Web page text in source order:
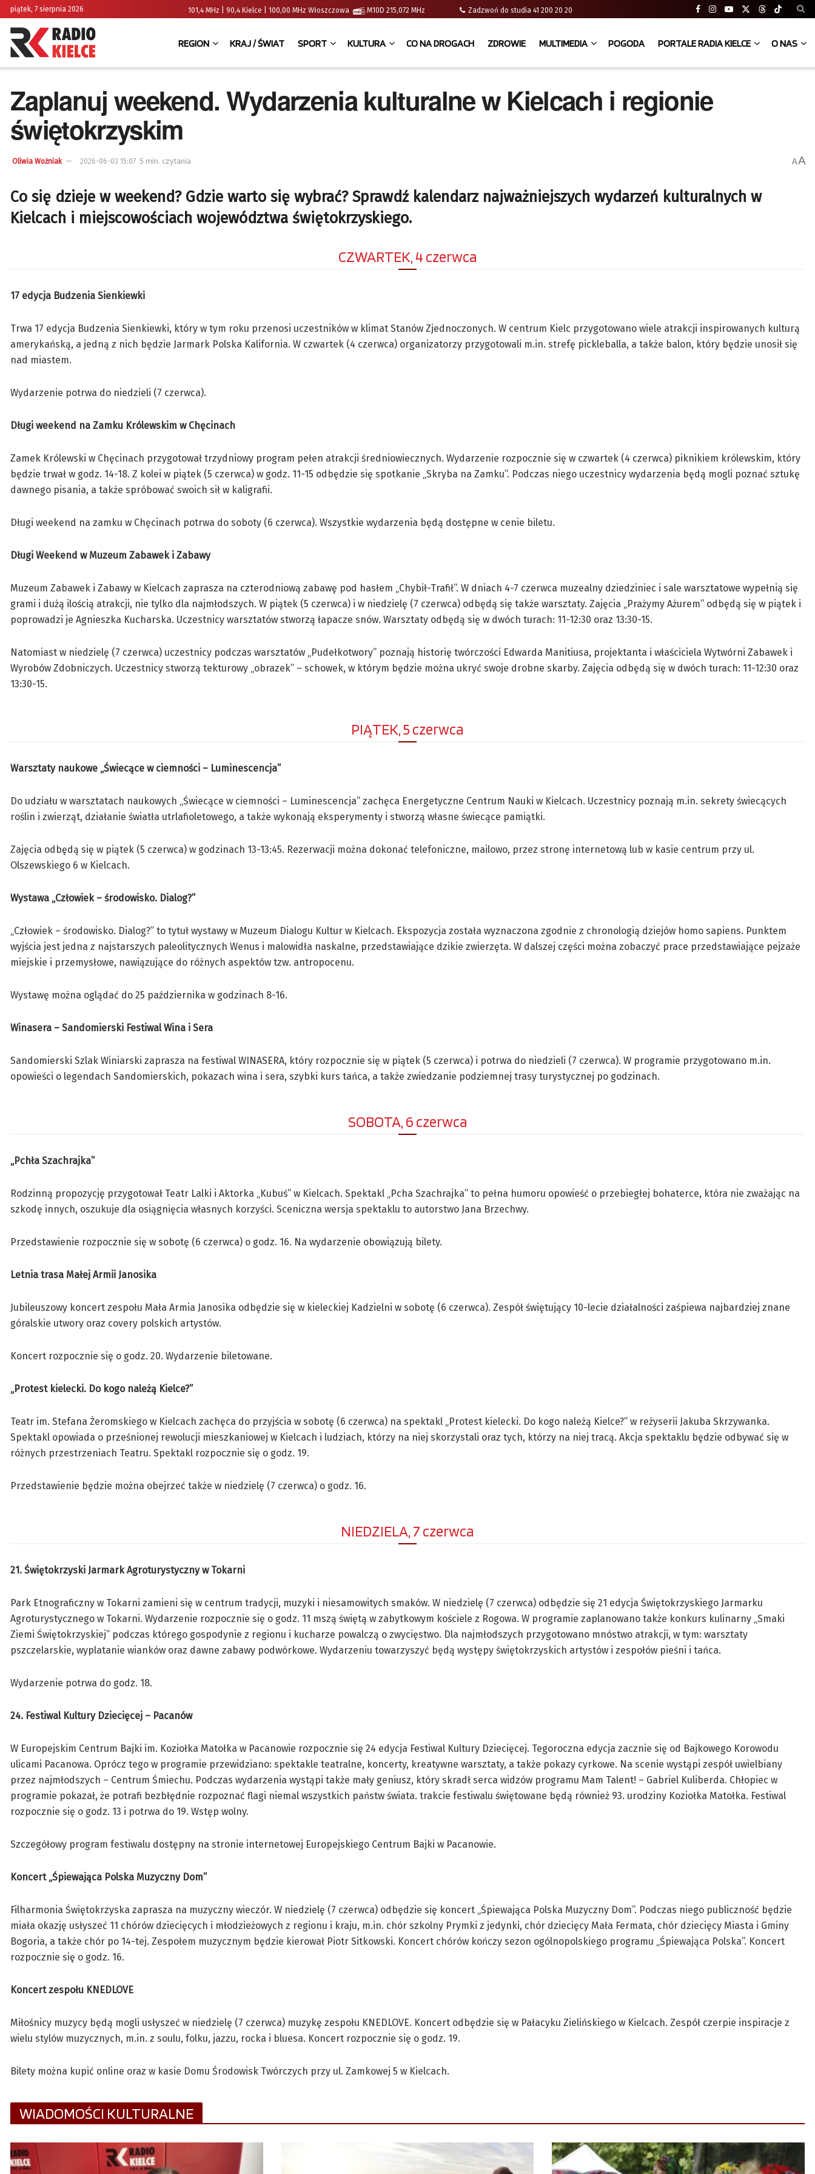
piątek, 7 sierpnia 2026 101,4 MHz | 90,4 Kielce | 100,00 MHz Włoszczowa M10D 215,072 MHz Zadzwoń do studia 41 200 20 20
REGION KRAJ / ŚWIAT SPORT KULTURA CO NA DROGACH ZDROWIE MULTIMEDIA POGODA PORTALE RADIA KIELCE O NAS
Zaplanuj weekend. Wydarzenia kulturalne w Kielcach i regionie
świętokrzyskim
Oliwia Woźniak 2026-06-03 15:07 5 min. czytania AA
Co się dzieje w weekend? Gdzie warto się wybrać? Sprawdź kalendarz najważniejszych wydarzeń kulturalnych w
Kielcach i miejscowościach województwa świętokrzyskiego.
CZWARTEK, 4 czerwca
17 edycja Budzenia Sienkiewki
Trwa 17 edycja Budzenia Sienkiewki, który w tym roku przenosi uczestników w klimat Stanów Zjednoczonych. W centrum Kielc przygotowano wiele atrakcji inspirowanych kulturą
amerykańską, a jedną z nich będzie Jarmark Polska Kalifornia. W czwartek (4 czerwca) organizatorzy przygotowali m.in. strefę pickleballa, a także balon, który będzie unosił się
nad miastem.
Wydarzenie potrwa do niedzieli (7 czerwca).
Długi weekend na Zamku Królewskim w Chęcinach
Zamek Królewski w Chęcinach przygotował trzydniowy program pełen atrakcji średniowiecznych. Wydarzenie rozpocznie się w czwartek (4 czerwca) piknikiem królewskim, który
będzie trwał w godz. 14-18. Z kolei w piątek (5 czerwca) w godz. 11-15 odbędzie się spotkanie „Skryba na Zamku”. Podczas niego uczestnicy wydarzenia będą mogli poznać sztukę
dawnego pisania, a także spróbować swoich sił w kaligrafii.
Długi weekend na zamku w Chęcinach potrwa do soboty (6 czerwca). Wszystkie wydarzenia będą dostępne w cenie biletu.
Długi Weekend w Muzeum Zabawek i Zabawy
Muzeum Zabawek i Zabawy w Kielcach zaprasza na czterodniową zabawę pod hasłem „Chybił-Trafił”. W dniach 4-7 czerwca muzealny dziedziniec i sale warsztatowe wypełnią się
grami i dużą ilością atrakcji, nie tylko dla najmłodszych. W piątek (5 czerwca) i w niedzielę (7 czerwca) odbędą się także warsztaty. Zajęcia „Prażymy Ażurem” odbędą się w piątek i
poprowadzi je Agnieszka Kucharska. Uczestnicy warsztatów stworzą łapacze snów. Warsztaty odbędą się w dwóch turach: 11-12:30 oraz 13:30-15.
Natomiast w niedzielę (7 czerwca) uczestnicy podczas warsztatów „Pudełkotwory” poznają historię twórczości Edwarda Manitiusa, projektanta i właściciela Wytwórni Zabawek i
Wyrobów Zdobniczych. Uczestnicy stworzą tekturowy „obrazek” – schowek, w którym będzie można ukryć swoje drobne skarby. Zajęcia odbędą się w dwóch turach: 11-12:30 oraz
13:30-15.
PIĄTEK, 5 czerwca
Warsztaty naukowe „Świecące w ciemności – Luminescencja”
Do udziału w warsztatach naukowych „Świecące w ciemności – Luminescencja” zachęca Energetyczne Centrum Nauki w Kielcach. Uczestnicy poznają m.in. sekrety świecących
roślin i zwierząt, działanie światła utrlafioletowego, a także wykonają eksperymenty i stworzą własne świecące pamiątki.
Zajęcia odbędą się w piątek (5 czerwca) w godzinach 13-13:45. Rezerwacji można dokonać telefoniczne, mailowo, przez stronę internetową lub w kasie centrum przy ul.
Olszewskiego 6 w Kielcach.
Wystawa „Człowiek – środowisko. Dialog?”
„Człowiek – środowisko. Dialog?” to tytuł wystawy w Muzeum Dialogu Kultur w Kielcach. Ekspozycja została wyznaczona zgodnie z chronologią dziejów homo sapiens. Punktem
wyjścia jest jedna z najstarszych paleolitycznych Wenus i malowidła naskalne, przedstawiające dzikie zwierzęta. W dalszej części można zobaczyć prace przedstawiające pejzaże
miejskie i przemysłowe, nawiązujące do różnych aspektów tzw. antropocenu.
Wystawę można oglądać do 25 października w godzinach 8-16.
Winasera – Sandomierski Festiwal Wina i Sera
Sandomierski Szlak Winiarski zaprasza na festiwal WINASERA, który rozpocznie się w piątek (5 czerwca) i potrwa do niedzieli (7 czerwca). W programie przygotowano m.in.
opowieści o legendach Sandomierskich, pokazach wina i sera, szybki kurs tańca, a także zwiedzanie podziemnej trasy turystycznej po godzinach.
SOBOTA, 6 czerwca
„Pchła Szachrajka”
Rodzinną propozycję przygotował Teatr Lalki i Aktorka „Kubuś” w Kielcach. Spektakl „Pcha Szachrajka” to pełna humoru opowieść o przebiegłej bohaterce, która nie zważając na
szkodę innych, oszukuje dla osiągnięcia własnych korzyści. Sceniczna wersja spektaklu to autorstwo Jana Brzechwy.
Przedstawienie rozpocznie się w sobotę (6 czerwca) o godz. 16. Na wydarzenie obowiązują bilety.
Letnia trasa Małej Armii Janosika
Jubileuszowy koncert zespołu Mała Armia Janosika odbędzie się w kieleckiej Kadzielni w sobotę (6 czerwca). Zespół świętujący 10-lecie działalności zaśpiewa najbardziej znane
góralskie utwory oraz covery polskich artystów.
Koncert rozpocznie się o godz. 20. Wydarzenie biletowane.
„Protest kielecki. Do kogo należą Kielce?”
Teatr im. Stefana Żeromskiego w Kielcach zachęca do przyjścia w sobotę (6 czerwca) na spektakl „Protest kielecki. Do kogo należą Kielce?” w reżyserii Jakuba Skrzywanka.
Spektakl opowiada o prześnionej rewolucji mieszkaniowej w Kielcach i ludziach, którzy na niej skorzystali oraz tych, którzy na niej tracą. Akcja spektaklu będzie odbywać się w
różnych przestrzeniach Teatru. Spektakl rozpocznie się o godz. 19.
Przedstawienie będzie można obejrzeć także w niedzielę (7 czerwca) o godz. 16.
NIEDZIELA, 7 czerwca
21. Świętokrzyski Jarmark Agroturystyczny w Tokarni
Park Etnograficzny w Tokarni zamieni się w centrum tradycji, muzyki i niesamowitych smaków. W niedzielę (7 czerwca) odbędzie się 21 edycja Świętokrzyskiego Jarmarku
Agroturystycznego w Tokarni. Wydarzenie rozpocznie się o godz. 11 mszą świętą w zabytkowym kościele z Rogowa. W programie zaplanowano także konkurs kulinarny „Smaki
Ziemi Świętokrzyskiej” podczas którego gospodynie z regionu i kucharze powalczą o zwycięstwo. Dla najmłodszych przygotowano mnóstwo atrakcji, w tym: warsztaty
pszczelarskie, wyplatanie wianków oraz dawne zabawy podwórkowe. Wydarzeniu towarzyszyć będą występy świętokrzyskich artystów i zespołów pieśni i tańca.
Wydarzenie potrwa do godz. 18.
24. Festiwal Kultury Dziecięcej – Pacanów
W Europejskim Centrum Bajki im. Koziołka Matołka w Pacanowie rozpocznie się 24 edycja Festiwal Kultury Dziecięcej. Tegoroczna edycja zacznie się od Bajkowego Korowodu
ulicami Pacanowa. Oprócz tego w programie przewidziano: spektakle teatralne, koncerty, kreatywne warsztaty, a także pokazy cyrkowe. Na scenie wystąpi zespół uwielbiany
przez najmłodszych – Centrum Śmiechu. Podczas wydarzenia wystąpi także mały geniusz, który skradł serca widzów programu Mam Talent! – Gabriel Kuliberda. Chłopiec w
programie pokazał, że potrafi bezbłędnie rozpoznać flagi niemal wszystkich państw świata. trakcie festiwalu świętowane będą również 93. urodziny Koziołka Matołka. Festiwal
rozpocznie się o godz. 13 i potrwa do 19. Wstęp wolny.
Szczegółowy program festiwalu dostępny na stronie internetowej Europejskiego Centrum Bajki w Pacanowie.
Koncert „Śpiewająca Polska Muzyczny Dom”
Filharmonia Świętokrzyska zaprasza na muzyczny wieczór. W niedzielę (7 czerwca) odbędzie się koncert „Śpiewająca Polska Muzyczny Dom”. Podczas niego publiczność będzie
miała okazję usłyszeć 11 chórów dziecięcych i młodzieżowych z regionu i kraju, m.in. chór szkolny Prymki z jedynki, chór dziecięcy Mała Fermata, chór dziecięcy Miasta i Gminy
Bogoria, a także chór po 14-tej. Zespołem muzycznym będzie kierował Piotr Sitkowski. Koncert chórów kończy sezon ogólnopolskiego programu „Śpiewająca Polska”. Koncert
rozpocznie się o godz. 16.
Koncert zespołu KNEDLOVE
Miłośnicy muzycy będą mogli usłyszeć w niedzielę (7 czerwca) muzykę zespołu KNEDLOVE. Koncert odbędzie się w Pałacyku Zielińskiego w Kielcach. Zespół czerpie inspiracje z
wielu stylów muzycznych, m.in. z soulu, folku, jazzu, rocka i bluesa. Koncert rozpocznie się o godz. 19.
Bilety można kupić online oraz w kasie Domu Środowisk Twórczych przy ul. Zamkowej 5 w Kielcach.
WIADOMOŚCI KULTURALNE